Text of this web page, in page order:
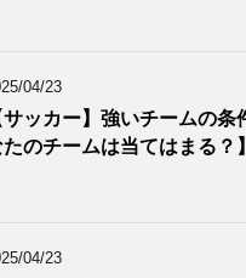
04/23
サッカー】強いチームの条
のチームは当てはまる？】
04/23